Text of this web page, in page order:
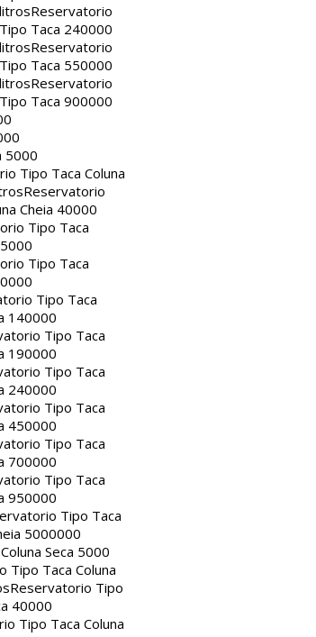
Reservatorio
Taca 240000
Reservatorio
Taca 550000
Reservatorio
Taca 900000
5000
Tipo Taca Coluna
Reservatorio
Cheia 40000
Tipo Taca
Tipo Taca
Tipo Taca
140000
Tipo Taca
190000
Tipo Taca
240000
Tipo Taca
450000
Tipo Taca
700000
Tipo Taca
950000
Tipo Taca
5000000
Seca 5000
Tipo Taca Coluna
Reservatorio Tipo
40000
Tipo Taca Coluna